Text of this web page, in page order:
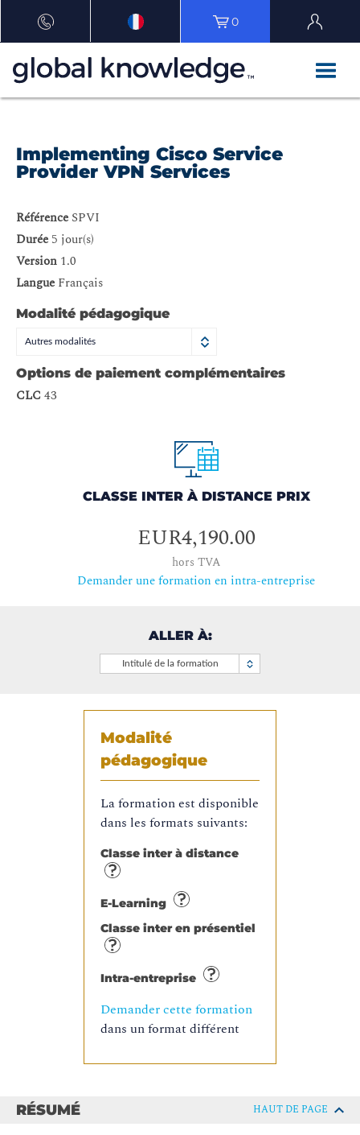
0
Implementing Cisco Service
Provider VPN Services
Référence SPVI
Durée 5 jour(s)
Version 1.0
Langue Français
Modalité pédagogique
Autres modalités
Options de paiement complémentaires
CLC 43
CLASSE INTER À DISTANCE PRIX
EUR4,190.00
hors TVA
Demander une formation en intra-entreprise
ALLER À:
Intitulé de la formation
Modalité
pédagogique
La formation est disponible
dans les formats suivants:
Classe inter à distance
E-Learning
Classe inter en présentiel
Intra-entreprise
Demander cette formation
dans un format différent
RÉSUMÉ HAUT DE PAGE